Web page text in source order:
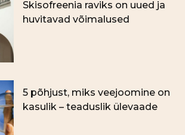
Skisofreenia raviks on uued ja
huvitavad võimalused
5 põhjust, miks veejoomine on
kasulik – teaduslik ülevaade